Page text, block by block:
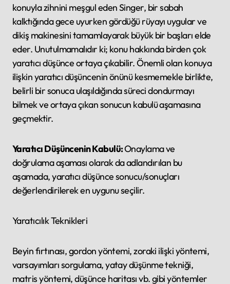
konuyla zihnini meşgul eden Singer, bir sabah
kalktığında gece uyurken gördüğü rüyayı uygular ve
dikiş makinesini tamamlayarak büyük bir başları elde
eder. Unutulmamalıdır ki; konu hakkında birden çok
yaratıcı düşünce ortaya çıkabilir. Önemli olan konuya
ilişkin yaratıcı düşüncenin önünü kesmemekle birlikte,
belirli bir sonuca ulaşıldığında süreci dondurmayı
bilmek ve ortaya çıkan sonucun kabulü aşamasına
geçmektir.
Yaratıcı Düşüncenin Kabulü:Onaylama ve
doğrulama aşaması olarak da adlandırılan bu
aşamada, yaratıcı düşünce sonucu/sonuçları
değerlendirilerek en uygunu seçilir.
Yaratıcılık Teknikleri
Beyin fırtınası, gordon yöntemi, zoraki ilişki yöntemi,
varsayımları sorgulama, yatay düşünme tekniği,
matris yöntemi, düşünce haritası vb. gibi yöntemler